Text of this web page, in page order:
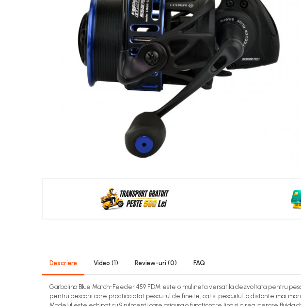
Descriere Video (1) Review-uri (0) FAQ
Garbolino Blue Match-Feeder 459 FDM este o mulineta versatila dezvoltata pentru
pentru pescarii care practica atat pescuitul de finete, cat si pescuitul la distante mai